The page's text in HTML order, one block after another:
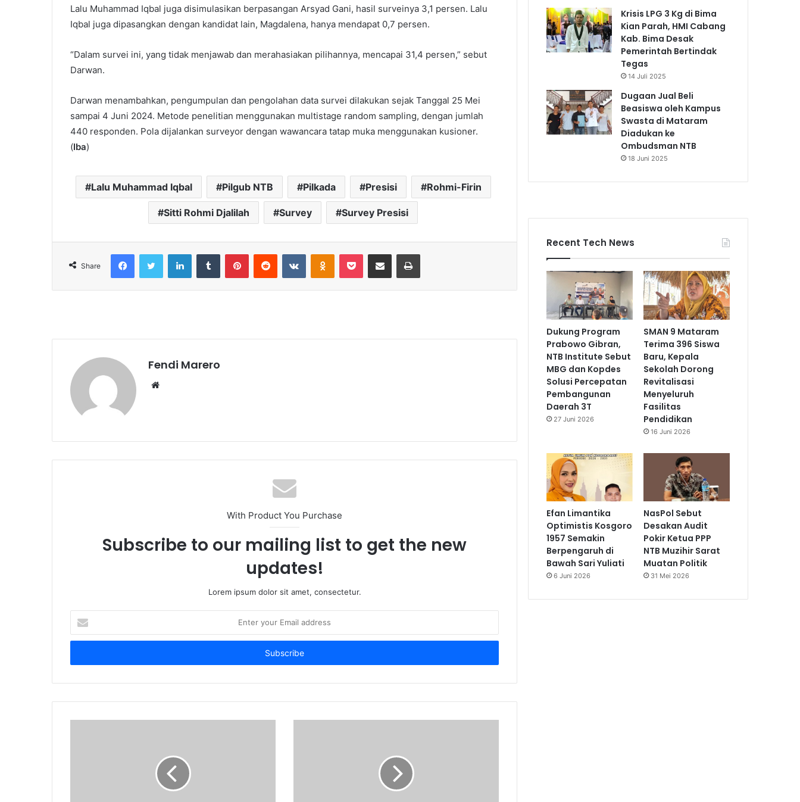
Lalu Muhammad Iqbal juga disimulasikan berpasangan Arsyad Gani, hasil surveinya 3,1 persen. Lalu
Iqbal juga dipasangkan dengan kandidat lain, Magdalena, hanya mendapat 0,7 persen.
“Dalam survei ini, yang tidak menjawab dan merahasiakan pilihannya, mencapai 31,4 persen,” sebut
Darwan.
Darwan menambahkan, pengumpulan dan pengolahan data survei dilakukan sejak Tanggal 25 Mei
sampai 4 Juni 2024. Metode penelitian menggunakan multistage random sampling, dengan jumlah
440 responden. Pola dijalankan surveyor dengan wawancara tatap muka menggunakan kusioner.
(Iba)
Lalu Muhammad Iqbal Pilgub NTB Pilkada Presisi Rohmi-Firin
Sitti Rohmi Djalilah Survey Survey Presisi
Share
FacebookTwitter LinkedIn Tumblr PinterestReddit VKontakteOdnoklassniki
Pocket Share via Email
Fendi Marero
With Product You Purchase
Subscribe to our mailing list to get the new
updates!
Lorem ipsum dolor sit amet, consectetur.
your
Email
Krisis LPG 3 Kg di Bima
Kian Parah, HMI Cabang
Kab. Bima Desak
Pemerintah Bertindak
Tegas
14 Juli 2025
Dugaan Jual Beli
Beasiswa oleh Kampus
Swasta di Mataram
Diadukan ke
Ombudsman NTB
18 Juni 2025
Recent Tech News
Dukung Program
Prabowo Gibran,
NTB Institute Sebut
MBG dan Kopdes
Solusi Percepatan
Pembangunan
Daerah 3T
27 Juni 2026
SMAN 9 Mataram
Terima 396 Siswa
Baru, Kepala
Sekolah Dorong
Revitalisasi
Menyeluruh
Fasilitas
Pendidikan
16 Juni 2026
Efan Limantika
Optimistis Kosgoro
1957 Semakin
Berpengaruh di
Bawah Sari Yuliati
6 Juni 2026
NasPol Sebut
Desakan Audit
Pokir Ketua PPP
NTB Muzihir Sarat
Muatan Politik
31 Mei 2026